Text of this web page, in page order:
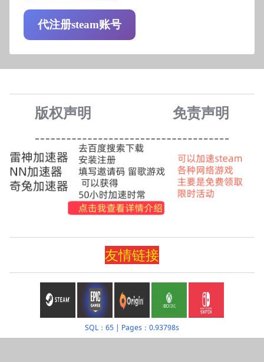
代注册steam账号
版权声明 免责声明
友情链接
SQL：65 | Pages：0.93798s